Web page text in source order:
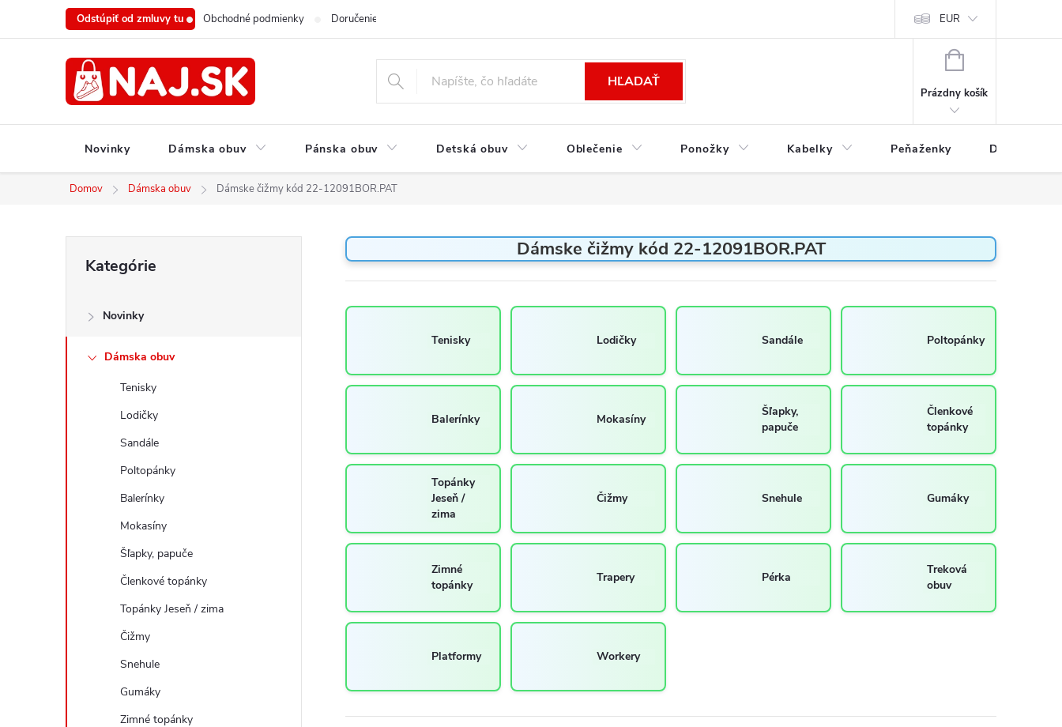
Odstúpiť od zmluvy tu Obchodné podmienky Doručenie a platba Podmienky ochrany osobných údajov
EUR
HĽADAŤ
NÁKUPNÝ
Prázdny košík
Novinky Dámska obuv Pánska obuv Detská obuv Oblečenie Ponožky Kabelky Peňaženky Drogéria
Domov Dámska obuv Dámske čižmy kód 22-12091BOR.PAT
ý
kategórie
Kategórie
Novinky
Dámska obuv
Tenisky
Lodičky
Sandále
Poltopánky
Balerínky
Mokasíny
Šľapky, papuče
Členkové topánky
Topánky Jeseň / zima
Čižmy
Snehule
Gumáky
Zimné topánky
Dámske čižmy kód 22-12091BOR.PAT
Tenisky Lodičky Sandále Poltopánky
Balerínky Mokasíny
Šľapky,
papuče
Členkové
topánky
Topánky
Jeseň /
zima
Čižmy Snehule Gumáky
Zimné
topánky
Trapery Pérka
Treková
obuv
Platformy Workery